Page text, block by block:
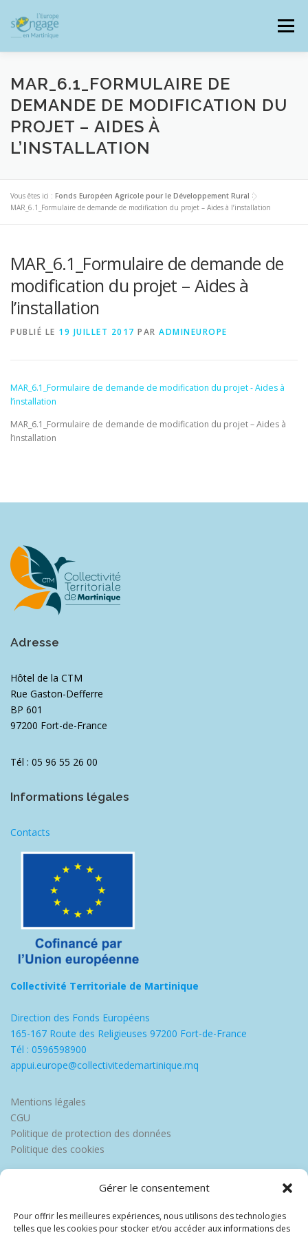
Gérer le consentement
Pour offrir les meilleures expériences, nous utilisons des technologies
telles que les cookies pour stocker et/ou accéder aux informations des
contenu
Menu
PROGRAMMES J’AI UN PROJET
SIGNALER UNE FRAUDE
MAR_6.1_FORMULAIRE DE
DEMANDE DE MODIFICATION DU
PROJET – AIDES À
L’INSTALLATION
Vous êtes ici : Fonds Européen Agricole pour le Développement Rural >
MAR_6.1_Formulaire de demande de modification du projet – Aides à l’installation
MAR_6.1_Formulaire de demande de
modification du projet – Aides à
l’installation
PUBLIÉ LE 19 JUILLET 2017 PAR ADMINEUROPE
MAR_6.1_Formulaire de demande de modification du projet - Aides à
l’installation
MAR_6.1_Formulaire de demande de modification du projet – Aides à
l’installation
Adresse
Hôtel de la CTM
Rue Gaston-Defferre
BP 601
97200 Fort-de-France
Tél : 05 96 55 26 00
Informations légales
Contacts
Collectivité Territoriale de Martinique
Direction des Fonds Européens
165-167 Route des Religieuses 97200 Fort-de-France
Tél : 0596598900
appui.europe@collectivitedemartinique.mq
Mentions légales
CGU
Politique de protection des données
Politique des cookies